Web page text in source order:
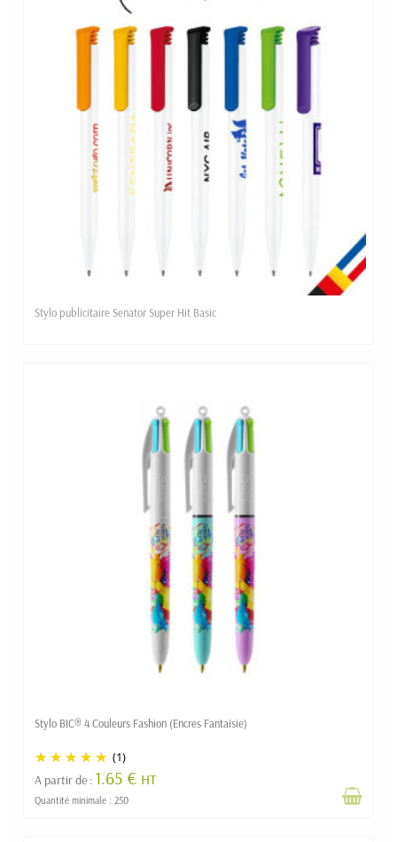
Stylo publicitaire Senator Super Hit Basic
Stylo BIC® 4 Couleurs Fashion (Encres Fantaisie)
(1)
A partir de : 1.65 € HT
Quantité minimale : 250